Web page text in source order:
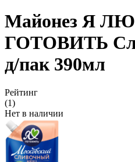
Майонез Я
ГОТОВИТЬ
д/пак 390мл
Рейтинг
(1)
Нет в наличии